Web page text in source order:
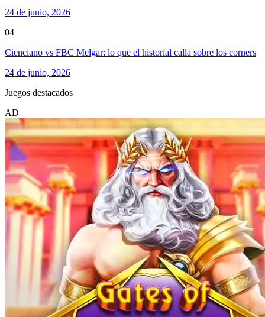
24 de junio, 2026
04
Cienciano vs FBC Melgar: lo que el historial calla sobre los corners
24 de junio, 2026
Juegos destacados
AD